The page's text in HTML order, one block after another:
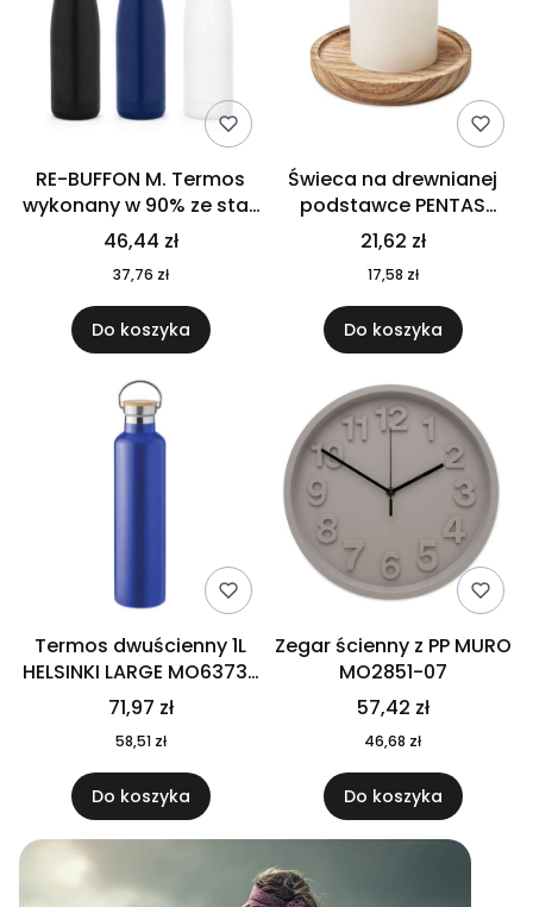
RE-BUFFON M. Termos
wykonany w 90% ze stali
nierdzewnej
pochodzącej z
recyklingu 520 ml 94294
46,44 zł
37,76 zł
Do koszyka
Świeca na drewnianej
podstawce PENTAS
MO6282-40
21,62 zł
17,58 zł
Do koszyka
Termos dwuścienny 1L
HELSINKI LARGE MO6373-
04
71,97 zł
58,51 zł
Do koszyka
Zegar ścienny z PP MURO
MO2851-07
57,42 zł
46,68 zł
Do koszyka